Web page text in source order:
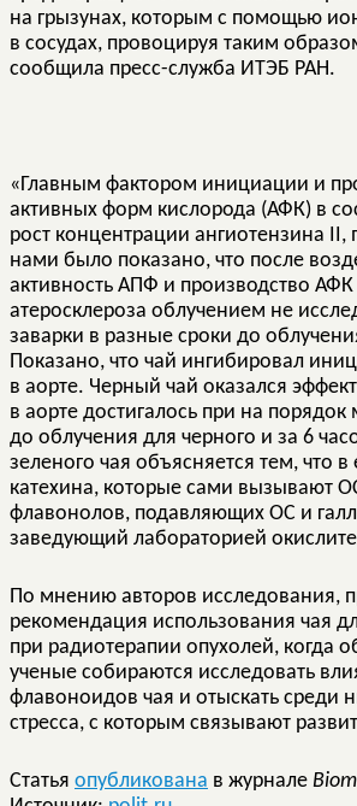
на грызунах, которым с помощью
в сосудах, провоцируя таким
сообщила пресс-служба ИТЭБ РАН.
«Главным фактором инициации и
активных форм кислорода (АФК) в
рост концентрации ангиотензина
нами было показано, что после
активность АПФ и производство
атеросклероза облучением не
заварки в разные сроки до
Показано, что чай ингибировал
в аорте. Черный чай оказался
в аорте достигалось при на
до облучения для черного и за 6
зеленого чая объясняется тем, что
катехина, которые сами вызывают
флавонолов, подавляющих ОС и
заведующий лабораторией
По мнению авторов исследования,
рекомендация использования чая
при радиотерапии опухолей, когда
ученые собираются исследовать
флавоноидов чая и отыскать среди
стресса, с которым связывают
Статья опубликована в журнале